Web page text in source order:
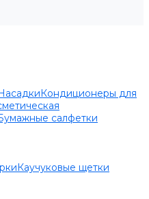
Кондиционеры для
салфетки
Каучуковые щетки